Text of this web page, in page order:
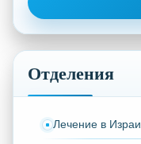
Отделения
Лечение в